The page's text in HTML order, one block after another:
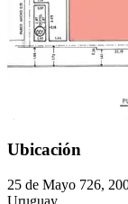
Ubicación
25 de Mayo 726,
Uruguay